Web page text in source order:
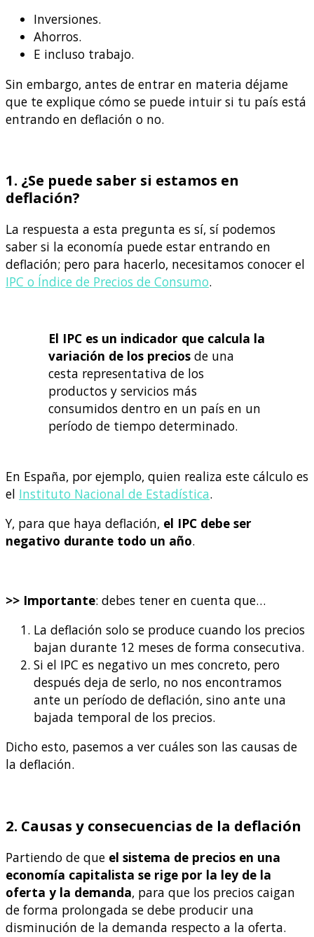
Inversiones.
Ahorros.
E incluso trabajo.
Sin embargo, antes de entrar en materia déjame
que te explique cómo se puede intuir si tu país está
entrando en deflación o no.
1. ¿Se puede saber si estamos en
deflación?
La respuesta a esta pregunta es sí, sí podemos
saber si la economía puede estar entrando en
deflación; pero para hacerlo, necesitamos conocer el
IPC o Índice de Precios de Consumo.
El IPC es un indicador que calcula la
variación de los preciosde una
cesta representativa de los
productos y servicios más
consumidos dentro en un país en un
período de tiempo determinado.
En España, por ejemplo, quien realiza este cálculo es
el Instituto Nacional de Estadística.
Y, para que haya deflación, el IPC debe ser
negativo durante todo un año.
>> Importante: debes tener en cuenta que…
La deflación solo se produce cuando los precios
bajan durante 12 meses de forma consecutiva.
Si el IPC es negativo un mes concreto, pero
después deja de serlo, no nos encontramos
ante un período de deflación, sino ante una
bajada temporal de los precios.
Dicho esto, pasemos a ver cuáles son las causas de
la deflación.
2. Causas y consecuencias de la deflación
Partiendo de que el sistema de precios en una
economía capitalista se rige por la ley de la
oferta y la demanda, para que los precios caigan
de forma prolongada se debe producir una
disminución de la demanda respecto a la oferta.